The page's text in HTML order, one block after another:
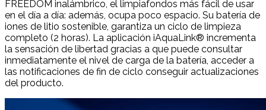
FREEDOM inalámbrico, el limpiafondos más fácil de usar
en el día a día: además, ocupa poco espacio. Su batería de
iones de litio sostenible, garantiza un ciclo de limpieza
completo (2 horas). La aplicación iAquaLink® incrementa
la sensación de libertad gracias a que puede consultar
inmediatamente el nivel de carga de la batería, acceder a
las notificaciones de fin de ciclo conseguir actualizaciones
del producto.